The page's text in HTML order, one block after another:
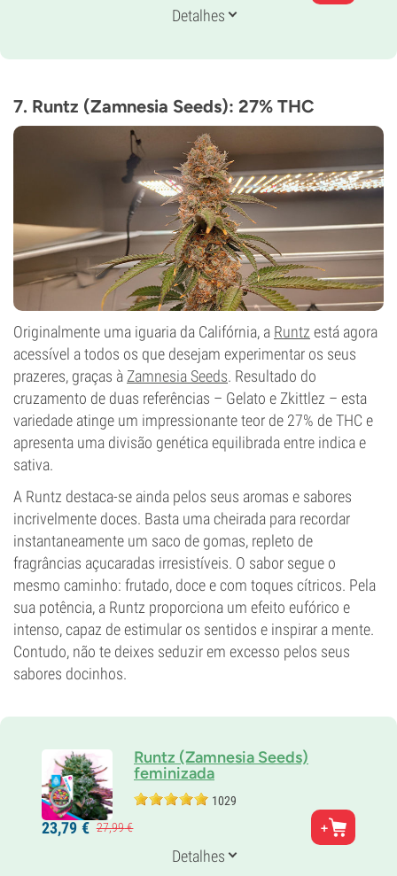
Sativa-dominante automática
10 a 11 semanas desde a semente até à colheita
27%
CBD
Tipo de floração
Autoflorescentes
Detalhes
7. Runtz (Zamnesia Seeds): 27% THC
Originalmente uma iguaria da Califórnia, a Runtz está agora
acessível a todos os que desejam experimentar os seus
prazeres, graças à Zamnesia Seeds. Resultado do
cruzamento de duas referências – Gelato e Zkittlez – esta
variedade atinge um impressionante teor de 27% de THC e
apresenta uma divisão genética equilibrada entre indica e
sativa.
A Runtz destaca-se ainda pelos seus aromas e sabores
incrivelmente doces. Basta uma cheirada para recordar
instantaneamente um saco de gomas, repleto de
fragrâncias açucaradas irresistíveis. O sabor segue o
mesmo caminho: frutado, doce e com toques cítricos. Pela
sua potência, a Runtz proporciona um efeito eufórico e
intenso, capaz de estimular os sentidos e inspirar a mente.
Contudo, não te deixes seduzir em excesso pelos seus
sabores docinhos.
Runtz (Zamnesia Seeds)
feminizada
1029
Pais
Gelato x Zkittlez
50% Sativa
23,79 € 27,99€
Detalhes